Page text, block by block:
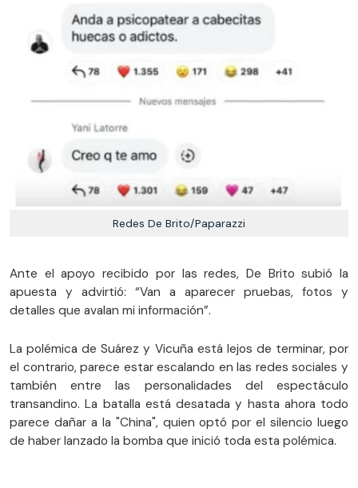
Redes De Brito/Paparazzi
Ante el apoyo recibido por las redes, De Brito subió la
apuesta y advirtió: “Van a aparecer pruebas, fotos y
detalles que avalan mi información”.
La polémica de Suárez y Vicuña está lejos de terminar, por
el contrario, parece estar escalando en las redes sociales y
también entre las personalidades del espectáculo
transandino. La batalla está desatada y hasta ahora todo
parece dañar a la "China", quien optó por el silencio luego
de haber lanzado la bomba que inició toda esta polémica.